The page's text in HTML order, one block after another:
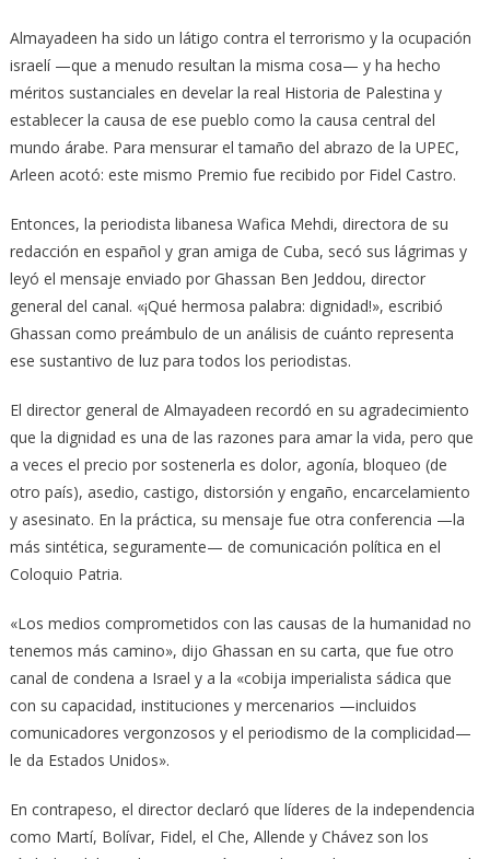
Almayadeen ha sido un látigo contra el terrorismo y la ocupación
israelí —que a menudo resultan la misma cosa— y ha hecho
méritos sustanciales en develar la real Historia de Palestina y
establecer la causa de ese pueblo como la causa central del
mundo árabe. Para mensurar el tamaño del abrazo de la UPEC,
Arleen acotó: este mismo Premio fue recibido por Fidel Castro.
Entonces, la periodista libanesa Wafica Mehdi, directora de su
redacción en español y gran amiga de Cuba, secó sus lágrimas y
leyó el mensaje enviado por Ghassan Ben Jeddou, director
general del canal. «¡Qué hermosa palabra: dignidad!», escribió
Ghassan como preámbulo de un análisis de cuánto representa
ese sustantivo de luz para todos los periodistas.
El director general de Almayadeen recordó en su agradecimiento
que la dignidad es una de las razones para amar la vida, pero que
a veces el precio por sostenerla es dolor, agonía, bloqueo (de
otro país), asedio, castigo, distorsión y engaño, encarcelamiento
y asesinato. En la práctica, su mensaje fue otra conferencia —la
más sintética, seguramente— de comunicación política en el
Coloquio Patria.
«Los medios comprometidos con las causas de la humanidad no
tenemos más camino», dijo Ghassan en su carta, que fue otro
canal de condena a Israel y a la «cobija imperialista sádica que
con su capacidad, instituciones y mercenarios —incluidos
comunicadores vergonzosos y el periodismo de la complicidad—
le da Estados Unidos».
En contrapeso, el director declaró que líderes de la independencia
como Martí, Bolívar, Fidel, el Che, Allende y Chávez son los